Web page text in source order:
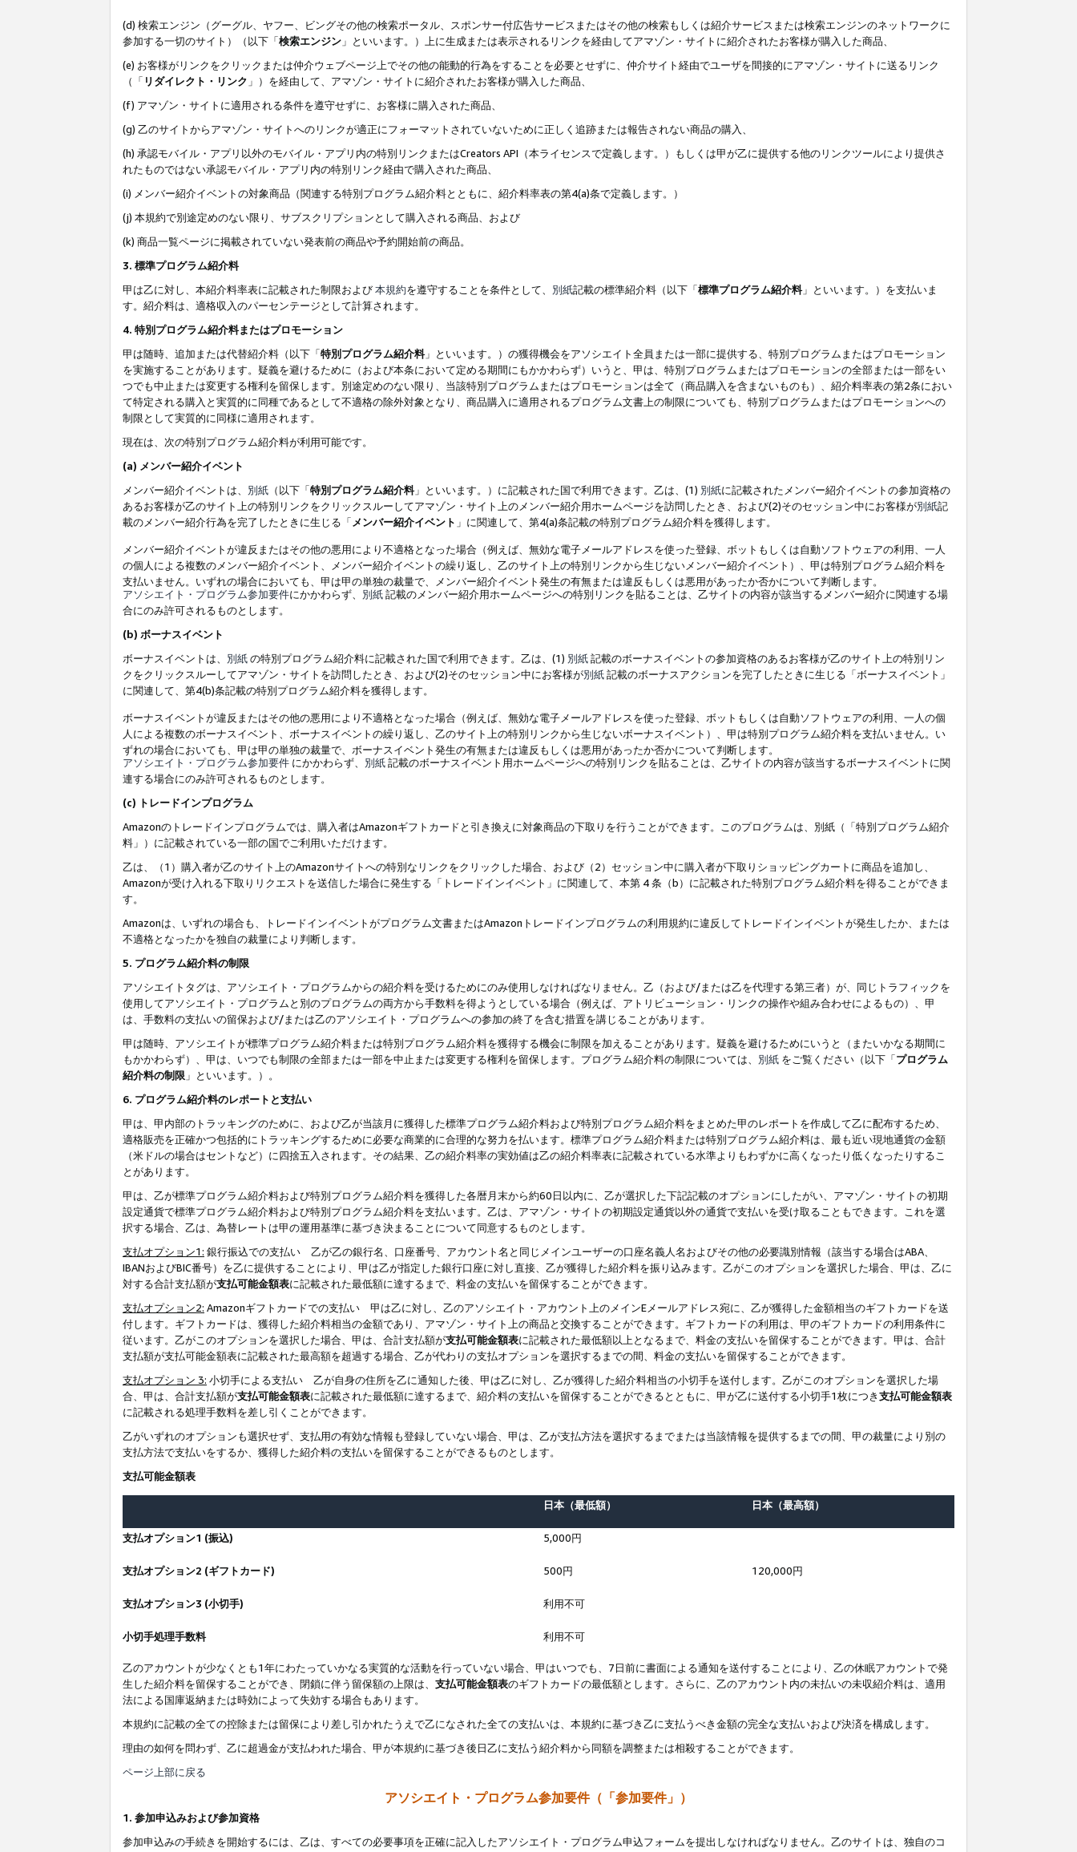
(d) 検索エンジン（グーグル、ヤフー、ビングその他の検索ポータル、スポンサー付広告サービスまたはその他の検索もしくは紹介サービスまたは検索エンジンのネットワークに
参加する一切のサイト）（以下「検索エンジン 」といいます。）上に生成または表示されるリンクを経由してアマゾン・サイトに紹介されたお客様が購入した商品、
(e) お客様がリンクをクリックまたは仲介ウェブページ上でその他の能動的行為をすることを必要とせずに、仲介サイト経由でユーザを間接的にアマゾン・サイトに送るリンク
（「 リダイレクト・リンク 」）を経由して、アマゾン・サイトに紹介されたお客様が購入した商品、
(f) アマゾン・サイトに適用される条件を遵守せずに、お客様に購入された商品、
(g) 乙のサイトからアマゾン・サイトへのリンクが適正にフォーマットされていないために正しく追跡または報告されない商品の購入、
(h) 承認モバイル・アプリ以外のモバイル・アプリ内の特別リンクまたはCreators API（本ライセンスで定義します。）もしくは甲が乙に提供する他のリンクツールにより提供さ
れたものではない承認モバイル・アプリ内の特別リンク経由で購入された商品、
(i) メンバー紹介イベントの対象商品（関連する特別プログラム紹介料とともに、紹介料率表の第4(a)条で定義します。）
(j) 本規約で別途定めのない限り、サブスクリプションとして購入される商品、および
(k) 商品一覧ページに掲載されていない発表前の商品や予約開始前の商品。
3. 標準プログラム紹介料
甲は乙に対し、本紹介料率表に記載された制限および本規約を遵守することを条件として、 別紙記載の標準紹介料（以下「標準プログラム紹介料」といいます。）を支払いま
す。紹介料は、適格収入のパーセンテージとして計算されます。
4. 特別プログラム紹介料またはプロモーション
甲は随時、追加または代替紹介料（以下「特別プログラム紹介料」といいます。）の獲得機会をアソシエイト全員または一部に提供する、特別プログラムまたはプロモーション
を実施することがあります。疑義を避けるために（および本条において定める期間にもかかわらず）いうと、甲は、特別プログラムまたはプロモーションの全部または一部をい
つでも中止または変更する権利を留保します。別途定めのない限り、当該特別プログラムまたはプロモーションは全て（商品購入を含まないものも）、紹介料率表の第2条におい
て特定される購入と実質的に同種であるとして不適格の除外対象となり、商品購入に適用されるプログラム文書上の制限についても、特別プログラムまたはプロモーションへの
制限として実質的に同様に適用されます。
現在は、次の特別プログラム紹介料が利用可能です。
(a) メンバー紹介イベント
メンバー紹介イベントは、 別紙 （以下「特別プログラム紹介料」といいます。）に記載された国で利用できます。乙は、(1) 別紙に記載されたメンバー紹介イベントの参加資格の
あるお客様が乙のサイト上の特別リンクをクリックスルーしてアマゾン・サイト上のメンバー紹介用ホームページを訪問したとき、および(2)そのセッション中にお客様が別紙記
載のメンバー紹介行為を完了したときに生じる「 メンバー紹介イベント 」に関連して、第4(a)条記載の特別プログラム紹介料を獲得します。
メンバー紹介イベントが違反またはその他の悪用により不適格となった場合（例えば、無効な電子メールアドレスを使った登録、ボットもしくは自動ソフトウェアの利用、一人
の個人による複数のメンバー紹介イベント、メンバー紹介イベントの繰り返し、乙のサイト上の特別リンクから生じないメンバー紹介イベント）、甲は特別プログラム紹介料を
支払いません。いずれの場合においても、甲は甲の単独の裁量で、メンバー紹介イベント発生の有無または違反もしくは悪用があったか否かについて判断します。
アソシエイト・プログラム参加要件にかかわらず、 別紙記載のメンバー紹介用ホームページへの特別リンクを貼ることは、乙サイトの内容が該当するメンバー紹介に関連する場
合にのみ許可されるものとします。
(b) ボーナスイベント
ボーナスイベントは、 別紙の特別プログラム紹介料に記載された国で利用できます。乙は、(1) 別紙記載のボーナスイベントの参加資格のあるお客様が乙のサイト上の特別リン
クをクリックスルーしてアマゾン・サイトを訪問したとき、および(2)そのセッション中にお客様が別紙記載のボーナスアクションを完了したときに生じる「ボーナスイベント」
に関連して、第4(b)条記載の特別プログラム紹介料を獲得します。
ボーナスイベントが違反またはその他の悪用により不適格となった場合（例えば、無効な電子メールアドレスを使った登録、ボットもしくは自動ソフトウェアの利用、一人の個
人による複数のボーナスイベント、ボーナスイベントの繰り返し、乙のサイト上の特別リンクから生じないボーナスイベント）、甲は特別プログラム紹介料を支払いません。い
ずれの場合においても、甲は甲の単独の裁量で、ボーナスイベント発生の有無または違反もしくは悪用があったか否かについて判断します。
アソシエイト・プログラム参加要件 にかかわらず、 別紙記載のボーナスイベント用ホームページへの特別リンクを貼ることは、乙サイトの内容が該当するボーナスイベントに関
連する場合にのみ許可されるものとします。
(c) トレードインプログラム
Amazonのトレードインプログラムでは、購入者はAmazonギフトカードと引き換えに対象商品の下取りを行うことができます。このプログラムは、別紙（「特別プログラム紹介
料」）に記載されている一部の国でご利用いただけます。
乙は、（1）購入者が乙のサイト上のAmazonサイトへの特別なリンクをクリックした場合、および（2）セッション中に購入者が下取りショッピングカートに商品を追加し、
Amazonが受け入れる下取りリクエストを送信した場合に発生する「トレードインイベント」に関連して、本第 4 条（b）に記載された特別プログラム紹介料を得ることができま
す。
Amazonは、いずれの場合も、トレードインイベントがプログラム文書またはAmazonトレードインプログラムの利用規約に違反してトレードインイベントが発生したか、または
不適格となったかを独自の裁量により判断します。
5. プログラム紹介料の制限
アソシエイトタグは、アソシエイト・プログラムからの紹介料を受けるためにのみ使用しなければなりません。乙（および/または乙を代理する第三者）が、同じトラフィックを
使用してアソシエイト・プログラムと別のプログラムの両方から手数料を得ようとしている場合（例えば、アトリビューション・リンクの操作や組み合わせによるもの）、甲
は、手数料の支払いの留保および/または乙のアソシエイト・プログラムへの参加の終了を含む措置を講じることがあります。
甲は随時、アソシエイトが標準プログラム紹介料または特別プログラム紹介料を獲得する機会に制限を加えることがあります。疑義を避けるためにいうと（またいかなる期間に
もかかわらず）、甲は、いつでも制限の全部または一部を中止または変更する権利を留保します。プログラム紹介料の制限については、 別紙 をご覧ください（以下「プログラム
紹介料の制限 」といいます。）。
6. プログラム紹介料のレポートと支払い
甲は、甲内部のトラッキングのために、および乙が当該月に獲得した標準プログラム紹介料および特別プログラム紹介料をまとめた甲のレポートを作成して乙に配布するため、
適格販売を正確かつ包括的にトラッキングするために必要な商業的に合理的な努力を払います。標準プログラム紹介料または特別プログラム紹介料は、最も近い現地通貨の金額
（米ドルの場合はセントなど）に四捨五入されます。その結果、乙の紹介料率の実効値は乙の紹介料率表に記載されている水準よりもわずかに高くなったり低くなったりするこ
とがあります。
甲は、乙が標準プログラム紹介料および特別プログラム紹介料を獲得した各暦月末から約60日以内に、乙が選択した下記記載のオプションにしたがい、アマゾン・サイトの初期
設定通貨で標準プログラム紹介料および特別プログラム紹介料を支払います。乙は、アマゾン・サイトの初期設定通貨以外の通貨で支払いを受け取ることもできます。これを選
択する場合、乙は、為替レートは甲の運用基準に基づき決まることについて同意するものとします。
支払オプション1: 銀行振込での支払い 乙が乙の銀行名、口座番号、アカウント名と同じメインユーザーの口座名義人名およびその他の必要識別情報（該当する場合はABA、
IBANおよびBIC番号）を乙に提供することにより、甲は乙が指定した銀行口座に対し直接、乙が獲得した紹介料を振り込みます。乙がこのオプションを選択した場合、甲は、乙に
対する合計支払額が支払可能金額表に記載された最低額に達するまで、料金の支払いを留保することができます。
支払オプション2: Amazonギフトカードでの支払い 甲は乙に対し、乙のアソシエイト・アカウント上のメインEメールアドレス宛に、乙が獲得した金額相当のギフトカードを送
付します。ギフトカードは、獲得した紹介料相当の金額であり、アマゾン・サイト上の商品と交換することができます。ギフトカードの利用は、甲のギフトカードの利用条件に
従います。乙がこのオプションを選択した場合、甲は、合計支払額が支払可能金額表に記載された最低額以上となるまで、料金の支払いを留保することができます。甲は、合計
支払額が支払可能金額表に記載された最高額を超過する場合、乙が代わりの支払オプションを選択するまでの間、料金の支払いを留保することができます。
支払オプション 3: 小切手による支払い 乙が自身の住所を乙に通知した後、甲は乙に対し、乙が獲得した紹介料相当の小切手を送付します。乙がこのオプションを選択した場
合、甲は、合計支払額が支払可能金額表に記載された最低額に達するまで、紹介料の支払いを留保することができるとともに、甲が乙に送付する小切手1枚につき支払可能金額表
に記載される処理手数料を差し引くことができます。
乙がいずれのオプションも選択せず、支払用の有効な情報も登録していない場合、甲は、乙が支払方法を選択するまでまたは当該情報を提供するまでの間、甲の裁量により別の
支払方法で支払いをするか、獲得した紹介料の支払いを留保することができるものとします。
支払可能金額表
日本（最低額） 日本（最高額）
支払オプション1 (振込) 5,000円
支払オプション2 (ギフトカード) 500円 120,000円
支払オプション3 (小切手) 利用不可
小切手処理手数料 利用不可
乙のアカウントが少なくとも1年にわたっていかなる実質的な活動を行っていない場合、甲はいつでも、7日前に書面による通知を送付することにより、乙の休眠アカウントで発
生した紹介料を留保することができ、閉鎖に伴う留保額の上限は、 支払可能金額表のギフトカードの最低額とします。さらに、乙のアカウント内の未払いの未収紹介料は、適用
法による国庫返納または時効によって失効する場合もあります。
本規約に記載の全ての控除または留保により差し引かれたうえで乙になされた全ての支払いは、本規約に基づき乙に支払うべき金額の完全な支払いおよび決済を構成します。
理由の如何を問わず、乙に超過金が支払われた場合、甲が本規約に基づき後日乙に支払う紹介料から同額を調整または相殺することができます。
ページ上部に戻る
アソシエイト・プログラム参加要件（「参加要件」）
1. 参加申込みおよび参加資格
参加申込みの手続きを開始するには、乙は、すべての必要事項を正確に記入したアソシエイト・プログラム申込フォームを提出しなければなりません。乙のサイトは、独自のコ